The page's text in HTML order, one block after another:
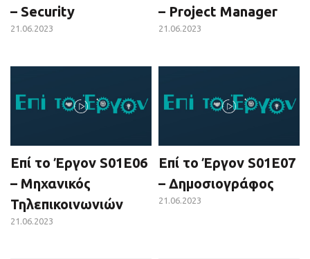
– Security
21.06.2023
– Project Manager
21.06.2023
Επί το Έργον S01E06
– Μηχανικός
Τηλεπικοινωνιών
21.06.2023
Επί το Έργον S01E07
– Δημοσιογράφος
21.06.2023